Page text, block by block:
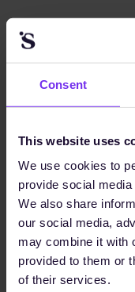
Consent
This website uses
We use cookies to
provide social
We also share
our social media,
may combine it with
provided to them or
of their services.
Wie
Sunhats
Platform